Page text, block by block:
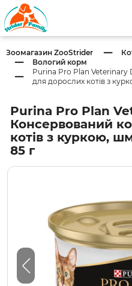
Зоомагазин ZooStrider
Вологий корм
Purina Pro Plan
для дорослих котів з
Purina Pro Plan
Консервований
котів з куркою,
85 г